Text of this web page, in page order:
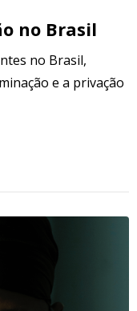
no Brasil
no Brasil,
e a privação